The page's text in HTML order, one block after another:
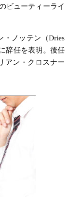
ビューティーライ
・ノッテン（Dries
辞任を表明。後任
アン・クロスナー